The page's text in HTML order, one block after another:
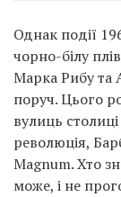
Однак події
чорно-білу
Марка Рибу та
поруч. Цього
вулиць
революція,
Magnum. Хто
може, і не